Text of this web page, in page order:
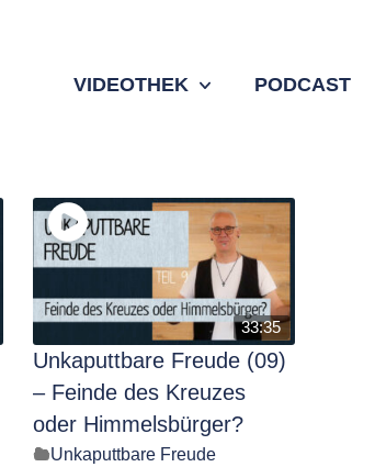
VIDEOTHEK PODCAST
33:35
Unkaputtbare Freude (09)
– Feinde des Kreuzes
oder Himmelsbürger?
Unkaputtbare Freude